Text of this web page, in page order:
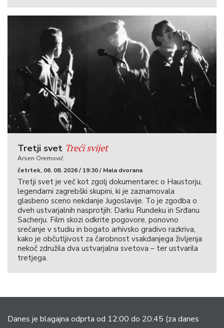
Tretji svet Treći svijet
Arsen Oremović
četrtek, 06. 08. 2026 / 19:30 / Mala dvorana
Tretji svet je več kot zgolj dokumentarec o Haustorju,
legendarni zagrebški skupini, ki je zaznamovala
glasbeno sceno nekdanje Jugoslavije. To je zgodba o
dveh ustvarjalnih nasprotjih: Darku Rundeku in Srđanu
Sacherju. Film skozi odkrite pogovore, ponovno
srečanje v studiu in bogato arhivsko gradivo razkriva,
kako je občutljivost za čarobnost vsakdanjega življenja
nekoč združila dva ustvarjalna svetova – ter ustvarila
tretjega.
Danes je blagajna odprta od 12:00 do 20:45 (za danes